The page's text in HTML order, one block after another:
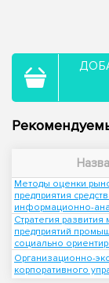
Методы оценки
предприятия
информационно-
Стратегия
предприятий
социально
Организационно-
корпоративного